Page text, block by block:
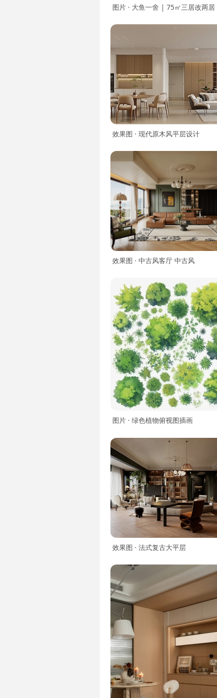
效果图 · 现代原木风平层设计
效果图 · 中古风客厅 中古风
图片 · 绿色植物俯视图插画
效果图 · 法式复古大平层